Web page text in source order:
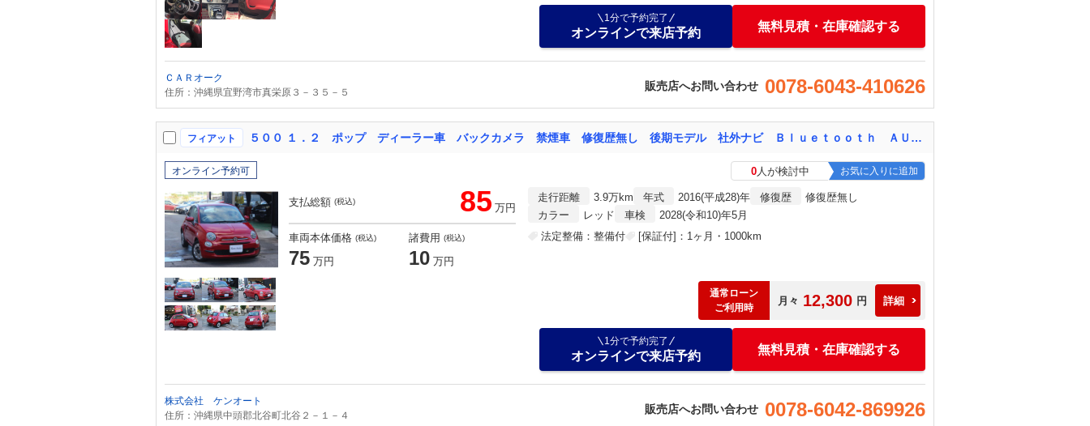
1分で予約完了
オンラインで来店予約 無料見積・在庫確認する
ＣＡＲオーク
住所：沖縄県宜野湾市真栄原３－３５－５
販売店へお問い合わせ 0078-6043-410626
フィアット ５００ １．２ ポップ ディーラー車 バックカメラ 禁煙車 修復歴無し 後期モデル 社外ナビ Ｂｌｕｅｔｏｏｔｈ ＡＵＸ ＵＳＢ ＥＴＣ ＨＩＤヘッドライト
オンライン予約可 0人が検討中 お気に入りに追加
支払総額 (税込) 85 万円
車両本体価格 (税込)
75 万円
諸費用 (税込)
10 万円
走行距離 3.9万km 年式 2016(平成28)年 修復歴
修復歴無し
カラー
レッド 車検
2028(令和10)年5月
法定整備：整備付
[保証付]：1ヶ月・1000km
通常ローン
ご利用時
月々 12,300 円 詳細
1分で予約完了
オンラインで来店予約 無料見積・在庫確認する
株式会社 ケンオート
住所：沖縄県中頭郡北谷町北谷２－１－４
販売店へお問い合わせ 0078-6042-869926